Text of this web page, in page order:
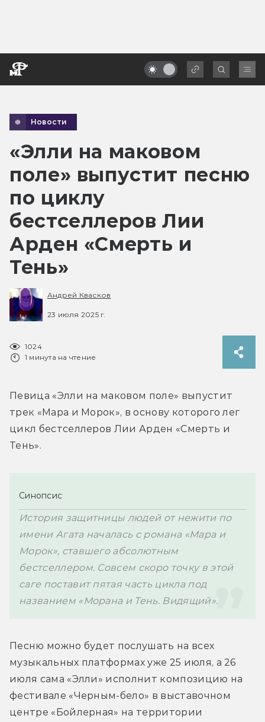
Новости
«Элли на маковом
поле» выпустит песню
по циклу
бестселлеров Лии
Арден «Смерть и
Тень»
Андрей Квасков
23 июля 2025 г.
1024
1 минута на чтение
Певица «Элли на маковом поле» выпустит
трек «Мара и Морок», в основу которого лег
цикл бестселлеров Лии Арден «Смерть и
Тень».
Синопсис
История защитницы людей от нежити по
имени Агата началась с романа «Мара и
Морок», ставшего абсолютным
бестселлером. Совсем скоро точку в этой
саге поставит пятая часть цикла под
Песню можно будет послушать на всех
музыкальных платформах уже 25 июля, а 26
июля сама «Элли» исполнит композицию на
фестивале «Черным-бело» в выставочном
центре «Бойлерная» на территории